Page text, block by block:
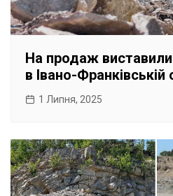
На продаж виставили
в Івано-Франківській
1 Липня, 2025